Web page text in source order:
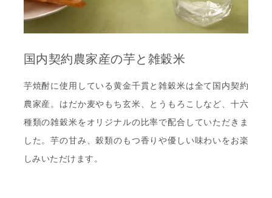
国内契約農家産の芋と雑穀米
芋焼酎に使用している黄金千貫と雑穀米は全て国内契約
農家産。はだか麦やもち玄米、とうもろこしなど、十六
種類の雑穀米をオリジナルの比率で配合していただきま
した。芋の甘み、穀類のもつ香りや優しい味わいをお楽
しみいただけます。